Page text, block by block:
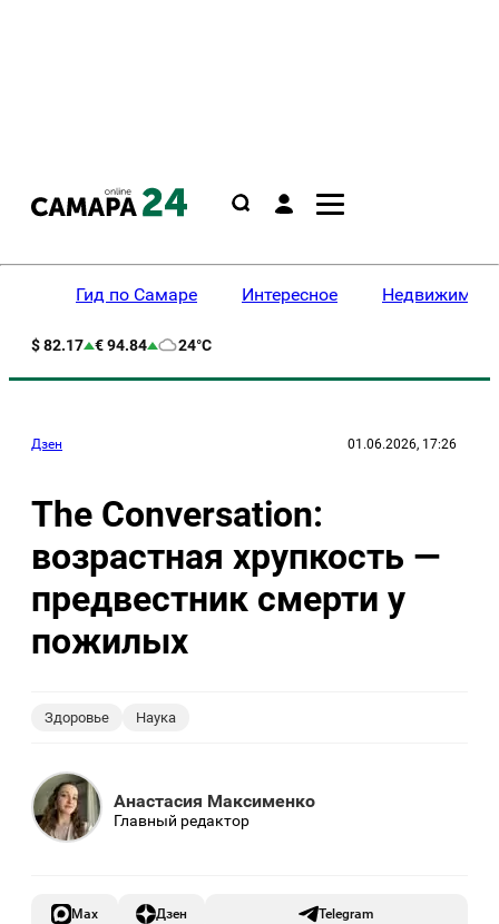
Гид по Самаре Интересное
$ 82.17 € 94.84 24°C
Дзен 01.06.2026, 17:26
The Conversation:
возрастная хрупкость —
предвестник смерти у
пожилых
Здоровье Наука
Анастасия Максименко
Главный редактор
Max Дзен Telegram